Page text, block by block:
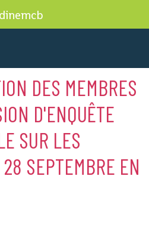
DES MEMBRES
D'ENQUÊTE
SUR LES
28 SEPTEMBRE EN